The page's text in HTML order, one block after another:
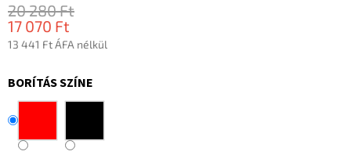
20 280 Ft
17 070 Ft
13 441 Ft ÁFA nélkül
BORÍTÁS SZÍNE